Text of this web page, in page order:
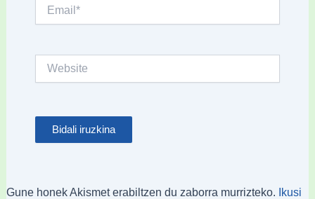
Gune honek Akismet erabiltzen du zaborra murrizteko.
Ikusi